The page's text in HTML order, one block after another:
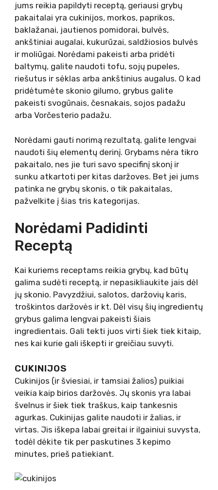
jums reikia papildyti receptą, geriausi grybų
pakaitalai yra cukinijos, morkos, paprikos,
baklažanai, jautienos pomidorai, bulvės,
ankštiniai augalai, kukurūzai, saldžiosios bulvės
ir moliūgai. Norėdami pakeisti arba pridėti
baltymų, galite naudoti tofu, sojų pupeles,
riešutus ir sėklas arba ankštinius augalus. O kad
pridėtumėte skonio gilumo, grybus galite
pakeisti svogūnais, česnakais, sojos padažu
arba Vorčesterio padažu.
Norėdami gauti norimą rezultatą, galite lengvai
naudoti šių elementų derinį. Grybams nėra tikro
pakaitalo, nes jie turi savo specifinį skonį ir
sunku atkartoti per kitas daržoves. Bet jei jums
patinka ne grybų skonis, o tik pakaitalas,
pažvelkite į šias tris kategorijas.
Norėdami Padidinti
Receptą
Kai kuriems receptams reikia grybų, kad būtų
galima sudėti receptą, ir nepasikliaukite jais dėl
jų skonio. Pavyzdžiui, salotos, daržovių karis,
troškintos daržovės ir kt. Dėl visų šių ingredientų
grybus galima lengvai pakeisti šiais
ingredientais. Gali tekti juos virti šiek tiek kitaip,
nes kai kurie gali iškepti ir greičiau suvyti.
CUKINIJOS
Cukinijos (ir šviesiai, ir tamsiai žalios) puikiai
veikia kaip birios daržovės. Jų skonis yra labai
švelnus ir šiek tiek traškus, kaip tankesnis
agurkas. Cukinijas galite naudoti ir žalias, ir
virtas. Jis iškepa labai greitai ir ilgainiui suvysta,
todėl dėkite tik per paskutines 3 kepimo
minutes, prieš patiekiant.